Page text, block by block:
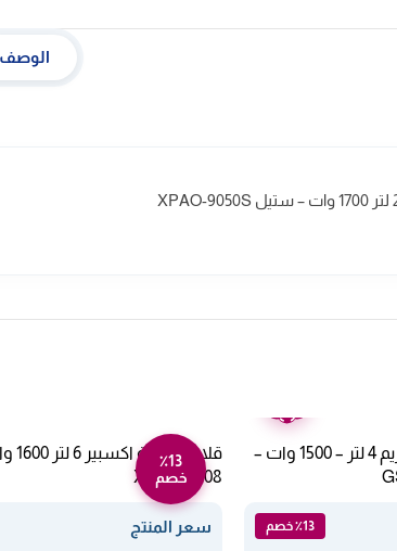
الوصف
قلاية بدون زيت جنرال سوبريم 4 لتر – 1500 وات –
٪13 خصم
٪13
خصم
XPAFG-708
سعر المنتج